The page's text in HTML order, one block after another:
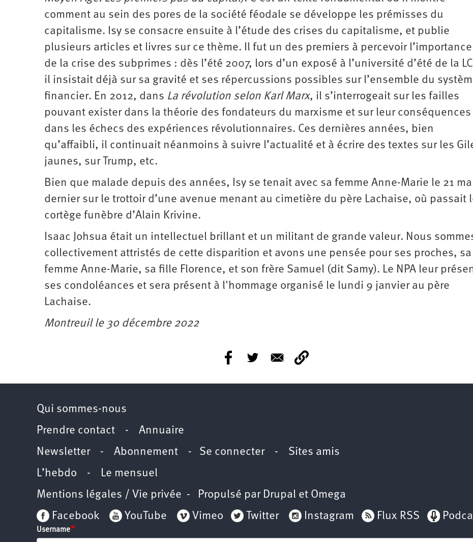
comment au sein des pores de la société féodale se développe les prémisses du
capitalisme. Isy se consacre ensuite à l’étude des crises du capitalisme, et publie
plusieurs articles et livres sur ce thème. Il fut un des premiers à percevoir l’importance
de la crise des subprimes : dès l’été 2007, lors d’un exposé à l’université d’été de la
il insistait déjà sur sa gravité et ses répercussions possibles sur l’ensemble du
financier. En 2012, dans La révolution selon Karl Marx, il s’interrogeait sur les failles
pouvant exister dans la théorie des fondateurs du marxisme et sur leur conséquences
dans les échecs des expériences révolutionnaires. Ces dernières années, bien
qu’affaibli, il continuait néanmoins à suivre l’actualité et à écrire des textes sur les
jaunes, sur Trump, etc.
Bien que malade depuis des années, Isy se tenait avec sa femme Anne-Marie le 21
dernier sur le trottoir d’une avenue menant au cimetière du père Lachaise, où passait
cortège funèbre d’Alain Krivine.
Isaac Johsua était un intellectuel brillant et un militant de grande valeur. Nous
collectivement attristés de cette disparition et avons une pensée pour ses proches, sa
femme Anne-Marie, sa fille Florence, et son frère Samuel (dit Samy). Le NPA leur
ses condoléances et sera présent à l'hommage organisé le lundi 9 janvier au père
Lachaise.
Montreuil le 30 décembre 2022
Qui sommes-nous
Prendre contact - Annuaire
Newsletter - Abonnement - Se connecter- Sites amis
L’hebdo - Le mensuel
Mentions légales / Vie privée - Propulsé par Drupal et Omega
Facebook
YouTube Vimeo Twitter Instagram Flux RSS
Username